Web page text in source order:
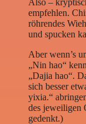
empfehlen.
röhrendes
und spucken
Aber wenn’s
„Nin hao“
„Dajia hao“.
sich besser
yixia.“
des jeweiligen
gedenkt.)